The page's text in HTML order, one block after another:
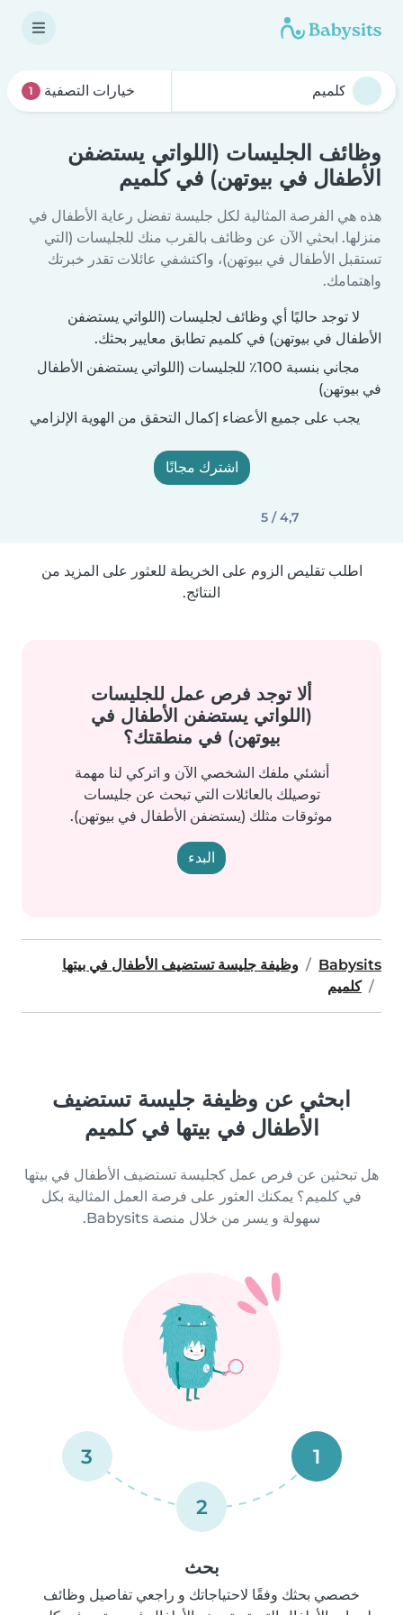
خيارات التصفية 1
وظائف الجليسات (اللواتي يستضفن
الأطفال في بيوتهن) في كلميم
هذه هي الفرصة المثالية لكل جليسة تفضل رعاية الأطفال في
منزلها. ابحثي الآن عن وظائف بالقرب منك للجليسات (التي
تستقبل الأطفال في بيوتهن)، واكتشفي عائلات تقدر خبرتك
واهتمامك.
لا توجد حاليًا أي وظائف لجليسات (اللواتي يستضفن
الأطفال في بيوتهن) في كلميم تطابق معايير بحثك.
مجاني بنسبة 100٪ للجليسات (اللواتي يستضفن الأطفال
في بيوتهن)
يجب على جميع الأعضاء إكمال التحقق من الهوية الإلزامي
اشترك مجانًا
4,7 / 5
اطلب تقليص الزوم على الخريطة للعثور على المزيد من
النتائج.
ألا توجد فرص عمل للجليسات
(اللواتي يستضفن الأطفال في
بيوتهن) في منطقتك؟
أنشئي ملفك الشخصي الآن و اتركي لنا مهمة
توصيلك بالعائلات التي تبحث عن جليسات
موثوقات مثلك (يستضفن الأطفال في بيوتهن).
البدء
Babysits
وظيفة جليسة تستضيف الأطفال في بيتها
كلميم
ابحثي عن وظيفة جليسة تستضيف
الأطفال في بيتها في كلميم
هل تبحثين عن فرص عمل كجليسة تستضيف الأطفال في بيتها
في كلميم؟ يمكنك العثور على فرصة العمل المثالية بكل
سهولة و يسر من خلال منصة Babysits.
1
2
3
بحث
خصصي بحثك وفقًا لاحتياجاتك و راجعي تفاصيل وظائف